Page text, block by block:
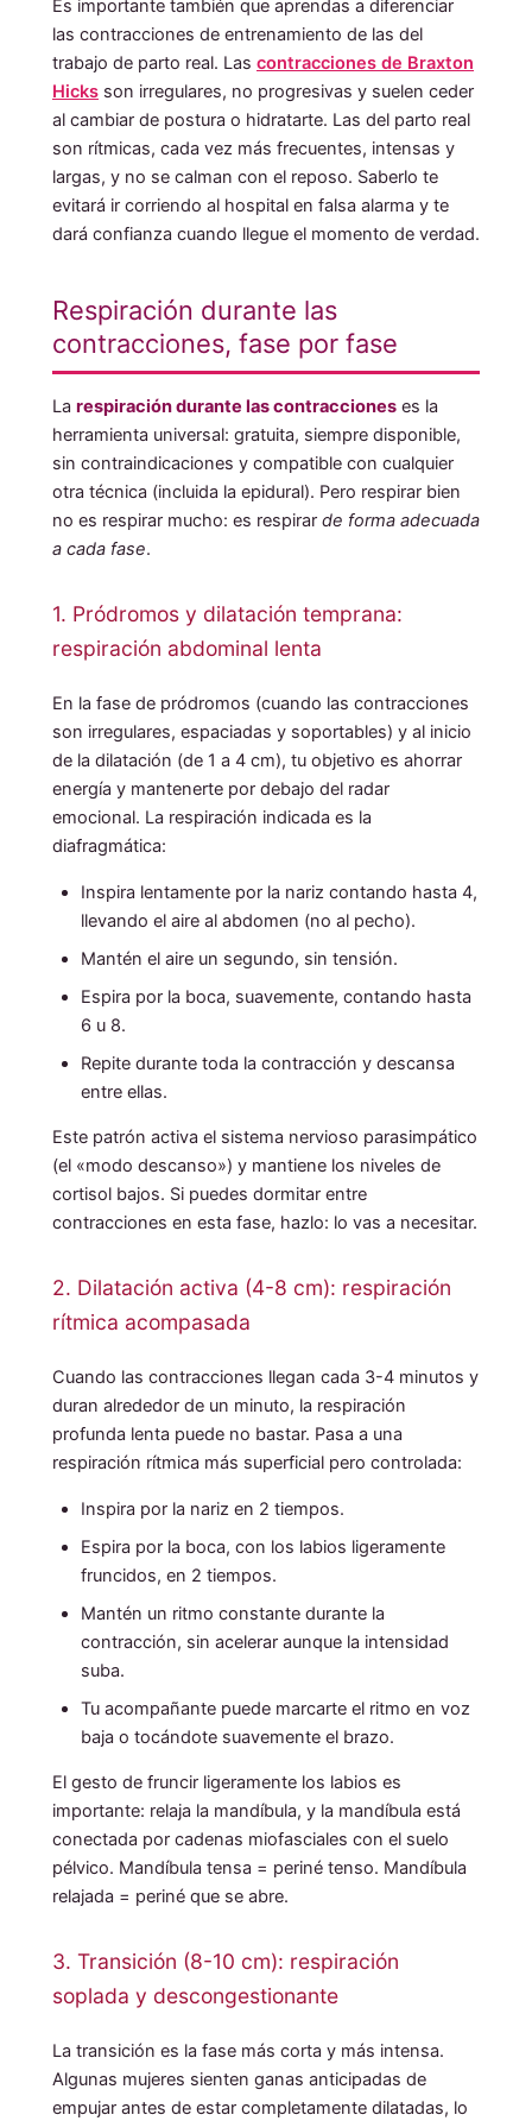
Es importante también que aprendas a diferenciar
las contracciones de entrenamiento de las del
trabajo de parto real. Las contracciones de Braxton
Hicks son irregulares, no progresivas y suelen ceder
al cambiar de postura o hidratarte. Las del parto real
son rítmicas, cada vez más frecuentes, intensas y
largas, y no se calman con el reposo. Saberlo te
evitará ir corriendo al hospital en falsa alarma y te
dará confianza cuando llegue el momento de verdad.
Respiración durante las
contracciones, fase por fase
La respiración durante las contracciones es la
herramienta universal: gratuita, siempre disponible,
sin contraindicaciones y compatible con cualquier
otra técnica (incluida la epidural). Pero respirar bien
no es respirar mucho: es respirar de forma adecuada
a cada fase.
1. Pródromos y dilatación temprana:
respiración abdominal lenta
En la fase de pródromos (cuando las contracciones
son irregulares, espaciadas y soportables) y al inicio
de la dilatación (de 1 a 4 cm), tu objetivo es ahorrar
energía y mantenerte por debajo del radar
emocional. La respiración indicada es la
diafragmática:
Inspira lentamente por la nariz contando hasta 4,
llevando el aire al abdomen (no al pecho).
Mantén el aire un segundo, sin tensión.
Espira por la boca, suavemente, contando hasta
6 u 8.
Repite durante toda la contracción y descansa
entre ellas.
Este patrón activa el sistema nervioso parasimpático
(el «modo descanso») y mantiene los niveles de
cortisol bajos. Si puedes dormitar entre
contracciones en esta fase, hazlo: lo vas a necesitar.
2. Dilatación activa (4-8 cm): respiración
rítmica acompasada
Cuando las contracciones llegan cada 3-4 minutos y
duran alrededor de un minuto, la respiración
profunda lenta puede no bastar. Pasa a una
respiración rítmica más superficial pero controlada:
Inspira por la nariz en 2 tiempos.
Espira por la boca, con los labios ligeramente
fruncidos, en 2 tiempos.
Mantén un ritmo constante durante la
contracción, sin acelerar aunque la intensidad
suba.
Tu acompañante puede marcarte el ritmo en voz
baja o tocándote suavemente el brazo.
El gesto de fruncir ligeramente los labios es
importante: relaja la mandíbula, y la mandíbula está
conectada por cadenas miofasciales con el suelo
pélvico. Mandíbula tensa = periné tenso. Mandíbula
relajada = periné que se abre.
3. Transición (8-10 cm): respiración
soplada y descongestionante
La transición es la fase más corta y más intensa.
Algunas mujeres sienten ganas anticipadas de
empujar antes de estar completamente dilatadas, lo